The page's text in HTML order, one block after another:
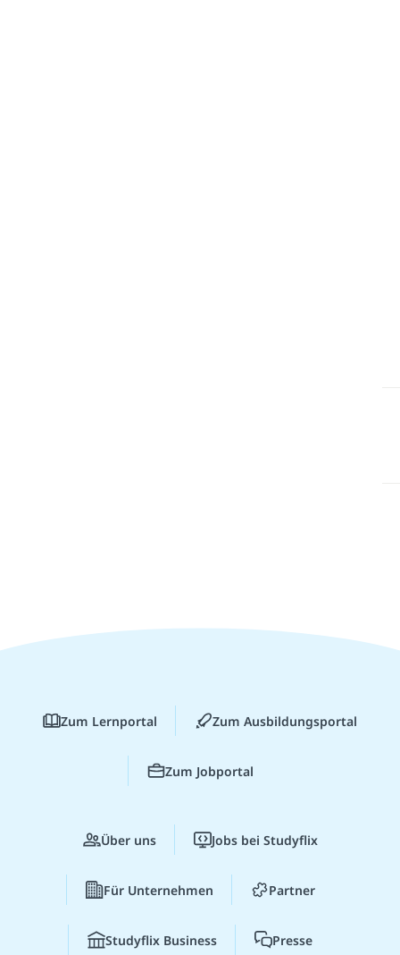
Zum Lernportal Zum Ausbildungsportal
Zum Jobportal
Über uns Jobs bei Studyflix
Für Unternehmen Partner
Studyflix Business Presse